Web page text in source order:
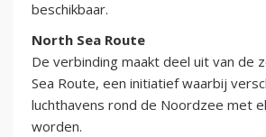
beschikbaar.
North Sea Route
De verbinding maakt deel uit van de
Sea Route, een initiatief waarbij
luchthavens rond de Noordzee met
worden.